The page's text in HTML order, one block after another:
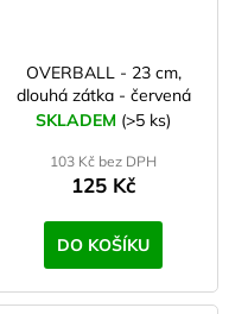
OVERBALL - 23 cm,
dlouhá zátka - červená
SKLADEM (>5 ks)
103 Kč bez DPH
125 Kč
DO KOŠÍKU